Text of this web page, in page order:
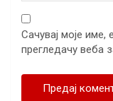
Сачувај моје
прегледачу веба